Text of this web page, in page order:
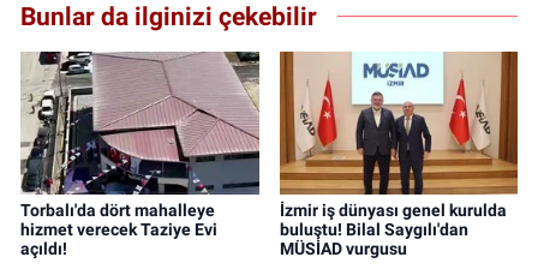
Bunlar da ilginizi çekebilir
Torbalı'da dört mahalleye
hizmet verecek Taziye Evi
açıldı!
İzmir iş dünyası genel kurulda
buluştu! Bilal Saygılı'dan
MÜSİAD vurgusu